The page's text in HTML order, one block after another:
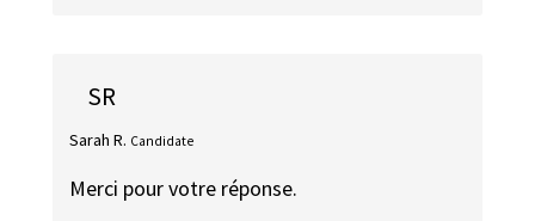
SR
Sarah R. Candidate
Merci pour votre réponse.